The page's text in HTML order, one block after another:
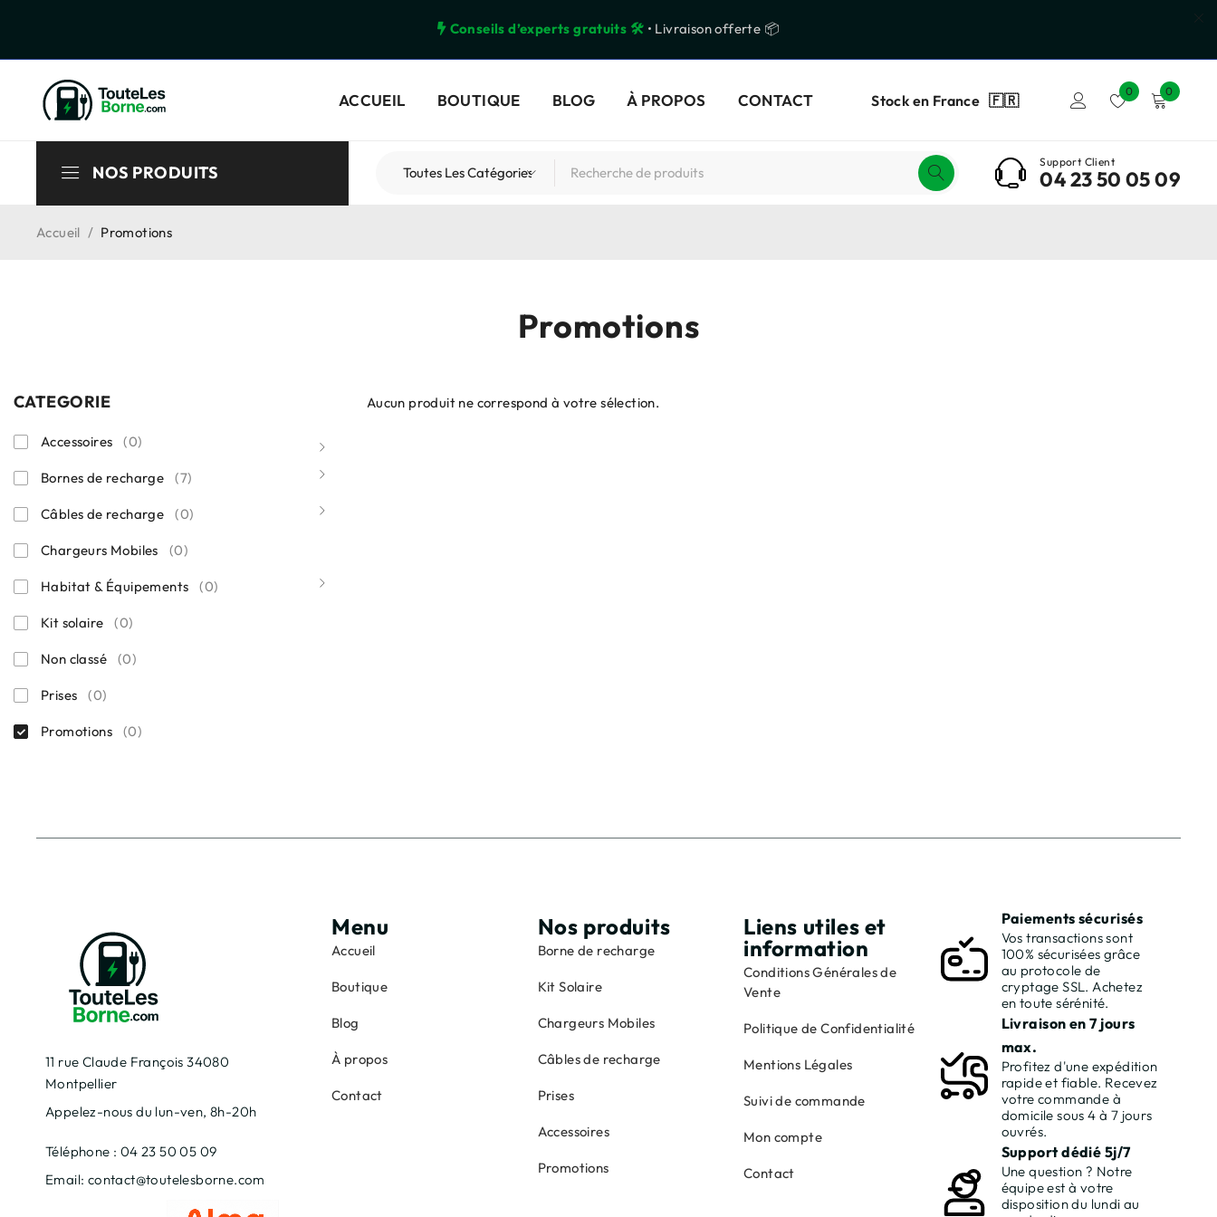
Conseils d’experts gratuits 🛠️ • Livraison offerte 📦
ACCUEIL BOUTIQUE BLOG À PROPOS CONTACT Stock en France 🇫🇷
0 0
NOS PRODUITS
Support Client
04 23 50 05 09
Promotions
Accueil / Promotions
CATEGORIE
Accessoires (0)
Bornes de recharge (7)
Câbles de recharge (0)
Chargeurs Mobiles (0)
Habitat & Équipements (0)
Kit solaire (0)
Non classé (0)
Prises (0)
Promotions (0)
Aucun produit ne correspond à votre sélection.
11 rue Claude François 34080
Montpellier
Appelez-nous du lun-ven, 8h-20h
Téléphone : 04 23 50 05 09
Email: contact@toutelesborne.com
Menu
Accueil
Boutique
Blog
À propos
Contact
Nos produits
Borne de recharge
Kit Solaire
Chargeurs Mobiles
Câbles de recharge
Prises
Accessoires
Promotions
Liens utiles et
information
Conditions Générales de
Vente
Politique de Confidentialité
Mentions Légales
Suivi de commande
Mon compte
Contact
Paiements sécurisés
Vos transactions sont
100% sécurisées grâce
au protocole de
cryptage SSL. Achetez
en toute sérénité.
Livraison en 7 jours
max.
Profitez d'une expédition
rapide et fiable. Recevez
votre commande à
domicile sous 4 à 7 jours
ouvrés.
Support dédié 5j/7
Une question ? Notre
équipe est à votre
disposition du lundi au